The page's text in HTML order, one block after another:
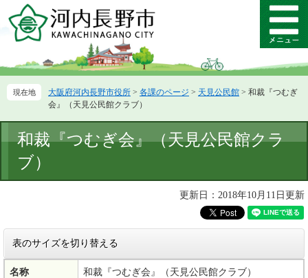
ー
先
ニ
を
て
メ
ニ
ー
大阪府河内長野市役所 > 各課のページ > 天見公民館 > 和裁『つむぎ
会』（天見公民館クラブ）
文
和裁『つむぎ会』（天見公民館クラ
ブ）
更新日：2018年10月11日更新
表のサイズを切り替える
名称 和裁『つむぎ会』（天見公民館クラブ）